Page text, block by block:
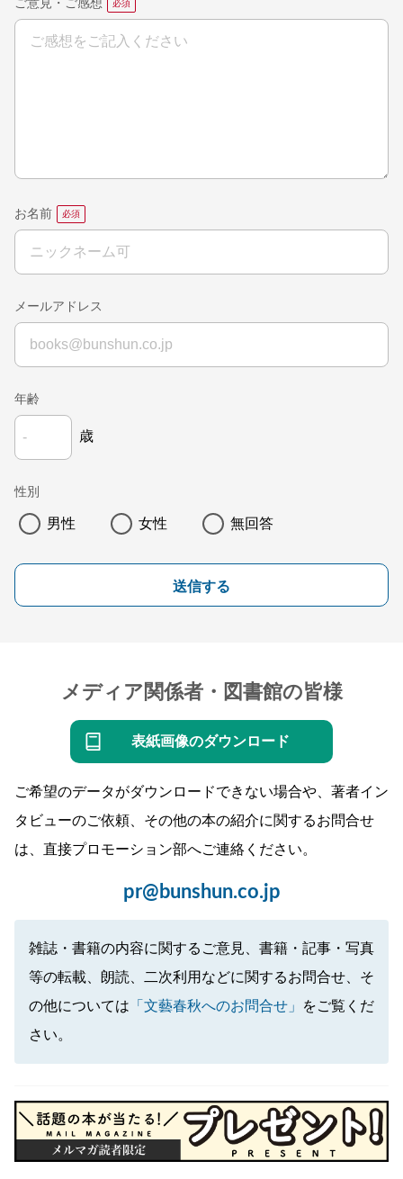
ご意見・ご感想
お名前
メールアドレス
年齢
歳
性別
男性 女性 無回答
送信する
メディア関係者・図書館の皆様
表紙画像のダウンロード
ご希望のデータがダウンロードできない場合や、著者イン
タビューのご依頼、その他の本の紹介に関するお問合せ
は、直接プロモーション部へご連絡ください。
pr@bunshun.co.jp
雑誌・書籍の内容に関するご意見、書籍・記事・写真
等の転載、朗読、二次利用などに関するお問合せ、そ
の他については 「文藝春秋へのお問合せ」
をご覧くだ
さい。